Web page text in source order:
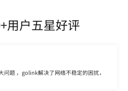
用户五星好评
题 ，golink解决了网络不稳定的困扰，